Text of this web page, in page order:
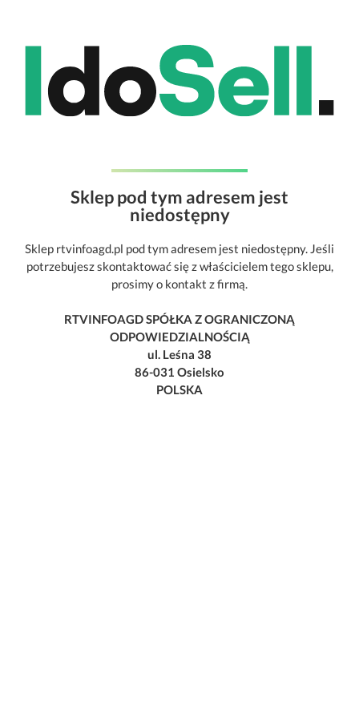
Sklep pod tym adresem jest
niedostępny
Sklep rtvinfoagd.pl pod tym adresem jest niedostępny. Jeśli
potrzebujesz skontaktować się z właścicielem tego sklepu,
prosimy o kontakt z firmą.
RTVINFOAGD SPÓŁKA Z OGRANICZONĄ
ODPOWIEDZIALNOŚCIĄ
ul. Leśna 38
86-031 Osielsko
POLSKA